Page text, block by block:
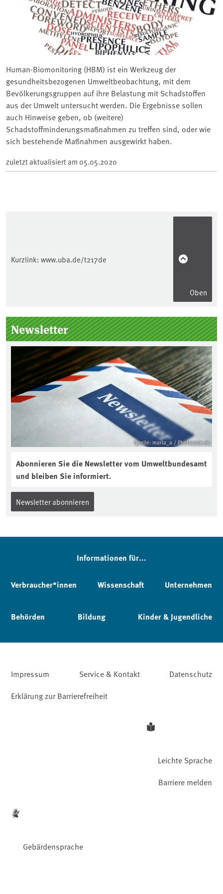
Human-Biomonitoring (HBM) ist ein Werkzeug der
gesundheitsbezogenen Umweltbeobachtung, mit dem
Bevölkerungsgruppen auf ihre Belastung mit Schadstoffen
aus der Umwelt untersucht werden. Die Ergebnisse sollen
auch Hinweise geben, ob (weitere)
Schadstoffminderungsmaßnahmen zu treffen sind, oder wie
sich bestehende Maßnahmen ausgewirkt haben.
zuletzt aktualisiert am 05.05.2020
Kurzlink: www.uba.de/t217de
Oben
Seitenleiste
Newsletter
Quelle: maria_a / Photocase.de
Abonnieren Sie die Newsletter vom Umweltbundesamt
und bleiben Sie informiert.
Newsletter abonnieren
Informationen für...
Verbraucher*innen Wissenschaft Unternehmen
Behörden Bildung Kinder & Jugendliche
Impressum Service & Kontakt
Datenschutz
Erklärung zur Barrierefreiheit
Leichte Sprache
Gebärdensprache
Barriere melden